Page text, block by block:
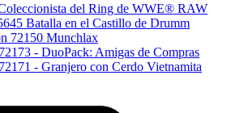
del Ring de WWE® RAW
Batalla en el Castillo de Drumm
72150 Munchlax
- DuoPack: Amigas de Compras
- Granjero con Cerdo Vietnamita